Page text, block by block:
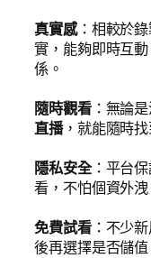
真實感：相較於
實，能夠即時互
係。
隨時觀看：無論
直播，就能隨時
隱私安全：平台
看，不怕個資外洩
免費試看：不少
後再選擇是否儲